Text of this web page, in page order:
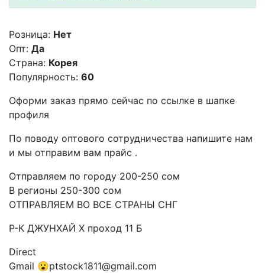
Розница: Нет
Опт: Да
Страна: Корея
Популярность: 60
Оформи заказ прямо сейчас по ссылке в шапке
профиля
По поводу оптового сотрудничества напишите нам
и мы отправим вам прайс .
Отправляем по городу 200-250 сом
В регионы 250-300 сом
ОТПРАВЛЯЕМ ВО ВСЕ СТРАНЫ СНГ
Р-К ДЖУНХАЙ X проход 11 Б
Direct
Gmail 😮ptstock1811@gmail.com